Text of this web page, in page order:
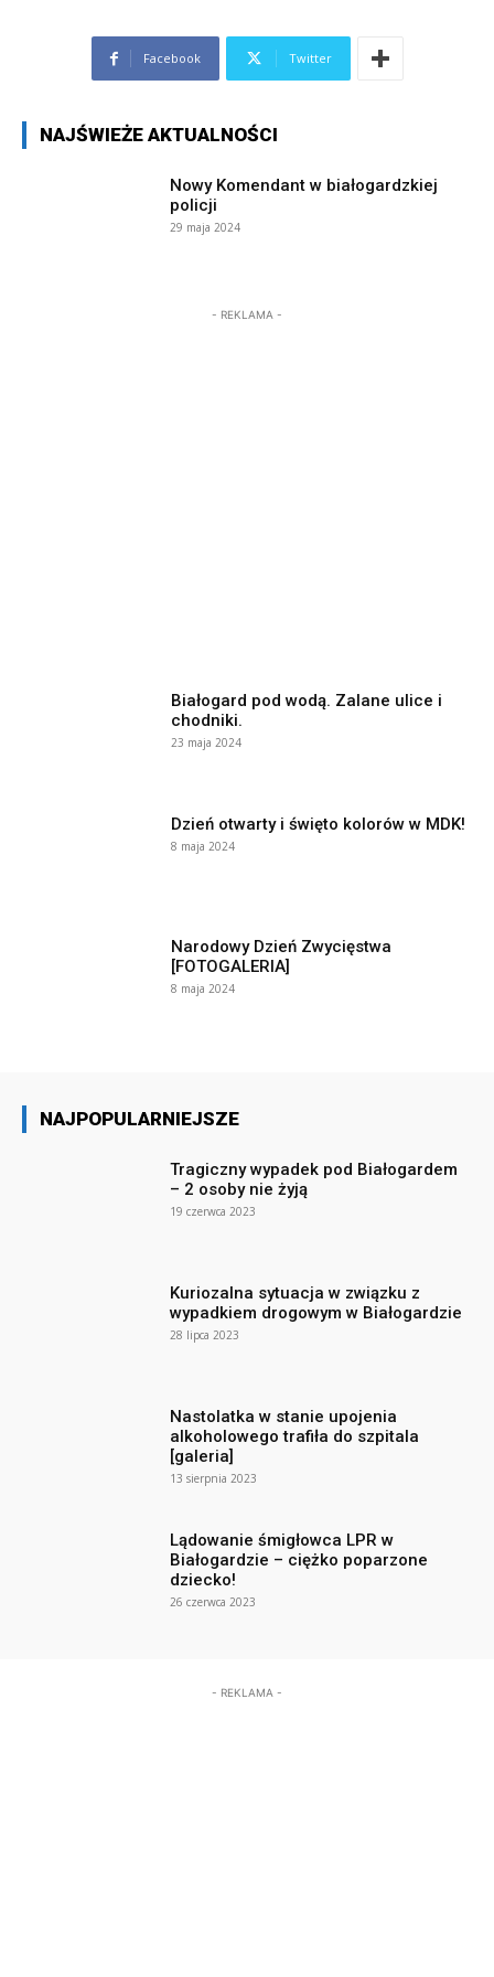
Facebook Twitter
NAJŚWIEŻE AKTUALNOŚCI
Nowy Komendant w białogardzkiej
policji
29 maja 2024
- REKLAMA -
Białogard pod wodą. Zalane ulice i
chodniki.
23 maja 2024
Dzień otwarty i święto kolorów w MDK!
8 maja 2024
Narodowy Dzień Zwycięstwa
[FOTOGALERIA]
8 maja 2024
NAJPOPULARNIEJSZE
Tragiczny wypadek pod Białogardem
– 2 osoby nie żyją
19 czerwca 2023
Kuriozalna sytuacja w związku z
wypadkiem drogowym w Białogardzie
28 lipca 2023
Nastolatka w stanie upojenia
alkoholowego trafiła do szpitala
[galeria]
13 sierpnia 2023
Lądowanie śmigłowca LPR w
Białogardzie – ciężko poparzone
dziecko!
26 czerwca 2023
- REKLAMA -